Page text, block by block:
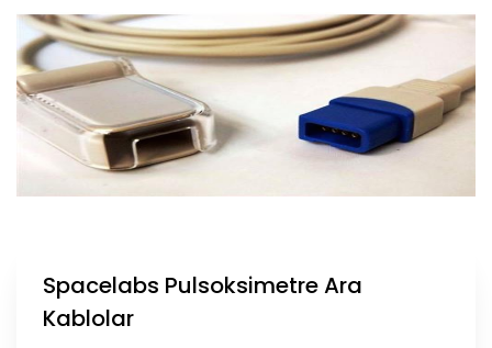
Spacelabs Pulsoksimetre Ara
Kablolar